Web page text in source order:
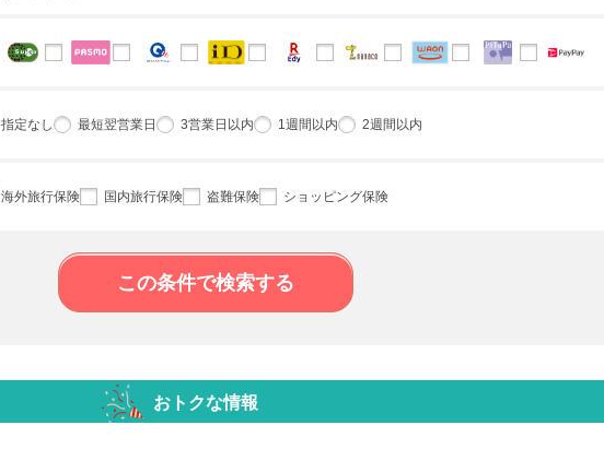
指定なし 最短翌営業日 3営業日以内 1週間以内 2週間以内
海外旅行保険 国内旅行保険 盗難保険 ショッピング保険
この条件で検索する
おトクな情報